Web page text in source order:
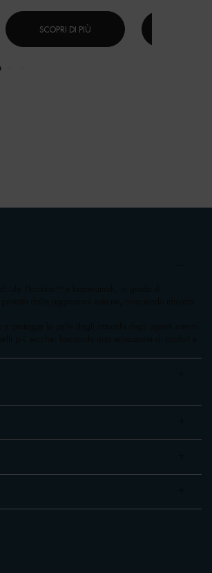
SCOPRI DI PIÙ